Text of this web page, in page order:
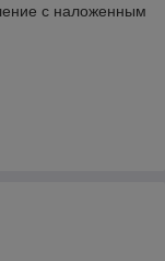
с наложенным